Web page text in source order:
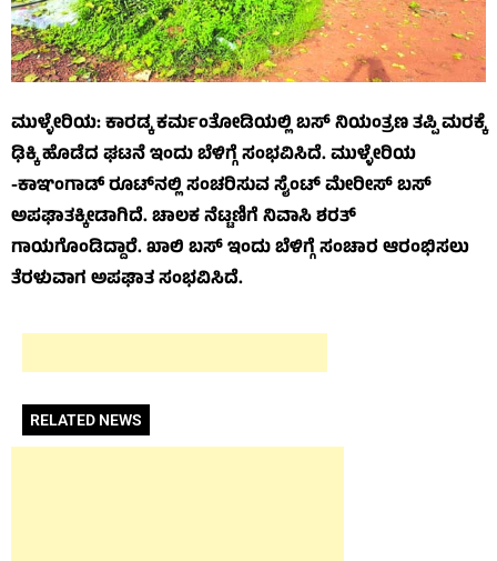
ಮುಳ್ಳೇರಿಯ: ಕಾರಡ್ಕ ಕರ್ಮಂತೋಡಿಯಲ್ಲಿ ಬಸ್ ನಿಯಂತ್ರಣ ತಪ್ಪಿ ಮರಕ್ಕೆ
ಢಿಕ್ಕಿ ಹೊಡೆದ ಘಟನೆ ಇಂದು ಬೆಳಿಗ್ಗೆ ಸಂಭವಿಸಿದೆ. ಮುಳ್ಳೇರಿಯ
-ಕಾಞಂಗಾಡ್ ರೂಟ್‌ನಲ್ಲಿ ಸಂಚರಿಸುವ ಸೈಂಟ್ ಮೇರೀಸ್ ಬಸ್
ಅಪಘಾತಕ್ಕೀಡಾಗಿದೆ. ಚಾಲಕ ನೆಟ್ಟಣಿಗೆ ನಿವಾಸಿ ಶರತ್
ಗಾಯಗೊಂಡಿದ್ದಾರೆ. ಖಾಲಿ ಬಸ್ ಇಂದು ಬೆಳಿಗ್ಗೆ ಸಂಚಾರ ಆರಂಭಿಸಲು
ತೆರಳುವಾಗ ಅಪಘಾತ ಸಂಭವಿಸಿದೆ.
RELATED NEWS